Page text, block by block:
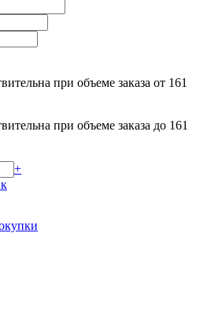
при объеме заказа от 161
при объеме заказа до 161
+